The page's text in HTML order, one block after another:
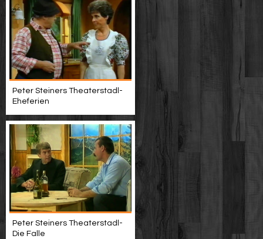
Peter Steiners Theaterstadl-
Eheferien
Peter Steiners Theaterstadl-
Die Falle